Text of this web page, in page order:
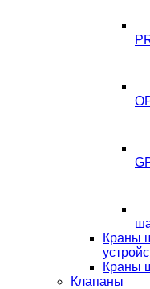
Краны
Краны
Клапаны